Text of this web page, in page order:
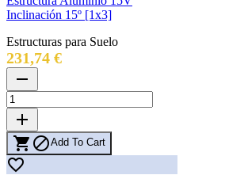
Inclinación 15º [1x3]
Estructuras para Suelo
231,74 €Precio
remove
add
 Add To Cart
